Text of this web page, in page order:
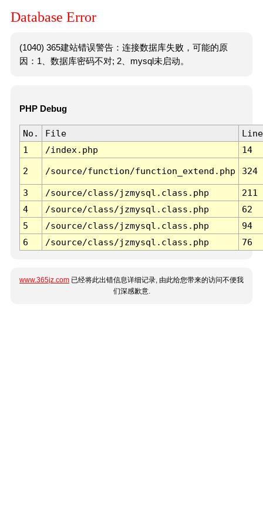
Database Error
(1040) 365建站错误警告：连接数据库失败，可能的原
因：1、数据库密码不对; 2、mysql未启动。
PHP Debug
No. File
Line
1
/index.php 14
2 /source/function/function_extend.php 324
3 /source/class/jzmysql.class.php
211
4
/source/class/jzmysql.class.php
62
5
/source/class/jzmysql.class.php
94
6
/source/class/jzmysql.class.php 76
www.365jz.com 已经将此出错信息详细记录, 由此给您带来的访问不便我
们深感歉意.